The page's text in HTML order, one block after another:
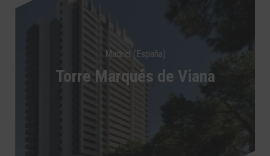
Madrid (España)
Torre Marqués de Viana